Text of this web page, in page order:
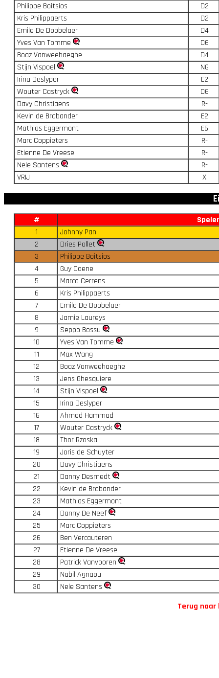
Philippe Boitsios
D2
Kris Philippaerts
D2
Emile De Dobbelaer
D4
Yves Van Tomme
D6
Boaz Vanweehaeghe
D4
Stijn Vispoel
NG
Irina Deslyper
E2
Wouter Castryck
D6
Davy Christiaens
R-
Kevin de Brabander
E2
Mathias Eggermont
E6
Marc Coppieters
R-
Etienne De Vreese
R-
Nele Santens
R-
VRIJ
X
#
Speler
1
Johnny Pan
2
Dries Pollet
3
Philippe Boitsios
4
Guy Coene
5
Marco Cerrens
6
Kris Philippaerts
7
Emile De Dobbelaer
8
Jamie Laureys
9
Seppo Bossu
10
Yves Van Tomme
11
Max Wang
12
Boaz Vanweehaeghe
13
Jens Ghesquiere
14
Stijn Vispoel
15
Irina Deslyper
16
Ahmed Hammad
17
Wouter Castryck
18
Thor Rzoska
19
Joris de Schuyter
20
Davy Christiaens
21
Danny Desmedt
22
Kevin de Brabander
23
Mathias Eggermont
24
Danny De Neef
25
Marc Coppieters
26
Ben Vercauteren
27
Etienne De Vreese
28
Patrick Vanvooren
29
Nabil Agnaou
30
Nele Santens
Terug